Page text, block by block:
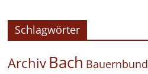
Schlagwörter
Archiv Bach Bauernbund